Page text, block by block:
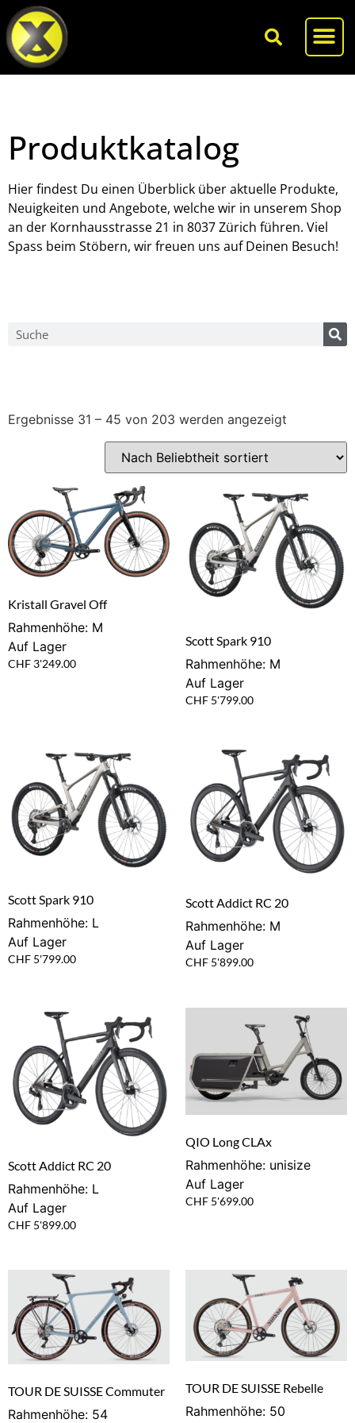
Produktkatalog
Hier findest Du einen Überblick über aktuelle Produkte,
Neuigkeiten und Angebote, welche wir in unserem Shop
an der Kornhausstrasse 21 in 8037 Zürich führen. Viel
Spass beim Stöbern, wir freuen uns auf Deinen Besuch!
Ergebnisse 31 – 45 von 203 werden angezeigt
Kristall Gravel Off
Rahmenhöhe: M
Auf Lager
CHF 3'249.00
Scott Spark 910
Rahmenhöhe: M
Auf Lager
CHF 5'799.00
Scott Spark 910
Rahmenhöhe: L
Auf Lager
CHF 5'799.00
Scott Addict RC 20
Rahmenhöhe: M
Auf Lager
CHF 5'899.00
Scott Addict RC 20
Rahmenhöhe: L
Auf Lager
CHF 5'899.00
QIO Long CLAx
Rahmenhöhe: unisize
Auf Lager
CHF 5'699.00
TOUR DE SUISSE Commuter
Rahmenhöhe: 54
TOUR DE SUISSE Rebelle
Rahmenhöhe: 50